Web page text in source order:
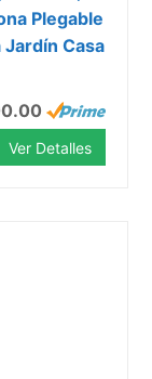
Plegable
Casa
Ver Detalles